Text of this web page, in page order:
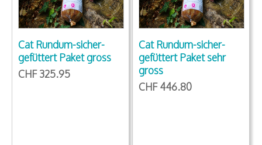
Cat Rundum-sicher-
gefüttert Paket gross
CHF 325.95
Cat Rundum-sicher-
gefüttert Paket sehr
gross
CHF 446.80